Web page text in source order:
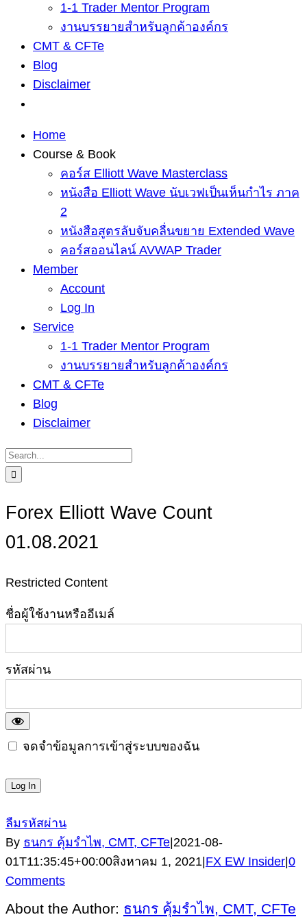
1-1 Trader Mentor Program
งานบรรยายสำหรับลูกค้าองค์กร
CMT & CFTe
Blog
Disclaimer
Home
Course & Book
คอร์ส Elliott Wave Masterclass
หนังสือ Elliott Wave นับเวฟเป็นเห็นกำไร ภาค
2
หนังสือสูตรลับจับคลื่นขยาย Extended Wave
คอร์สออนไลน์ AVWAP Trader
Member
Account
Log In
Service
1-1 Trader Mentor Program
งานบรรยายสำหรับลูกค้าองค์กร
CMT & CFTe
Blog
Disclaimer
Search
for:
Forex Elliott Wave Count
01.08.2021
Restricted Content
ชื่อผู้ใช้งานหรืออีเมล์
รหัสผ่าน
จดจำข้อมูลการเข้าสู่ระบบของฉัน
ลืมรหัสผ่าน
By ธนกร คุ้มรำไพ, CMT, CFTe|2021-08-
01T11:35:45+00:00สิงหาคม 1, 2021|FX EW Insider|0
Comments
About the Author: ธนกร คุ้มรำไพ, CMT, CFTe